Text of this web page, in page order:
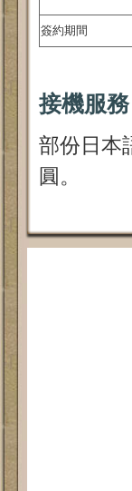
簽約期間
接機服務
部份日本
圓。